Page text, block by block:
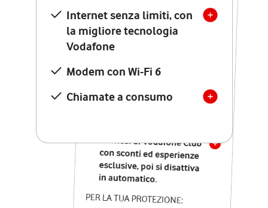
Internet senza limiti, con
la migliore tecnologia
Vodafone
Modem con Wi-Fi 6
Chiamate a consumo
Internet senza limiti, con
la migliore tecnologia
Vodafone
Modem Seven con Wi-Fi 7
Chiamate illimitate verso
numeri fissi e mobili
nazionali
12 mesi di Vodafone Club
con sconti ed esperienze
esclusive, poi si disattiva
in automatico.
PER LA TUA PROTEZIONE: